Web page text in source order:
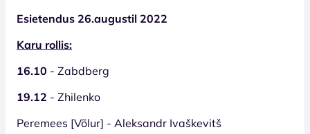
Esietendus 26.augustil 2022
Karu rollis:
16.10 - Zabdberg
19.12 - Zhilenko
Peremees [Võlur] - Aleksandr Ivaškevitš